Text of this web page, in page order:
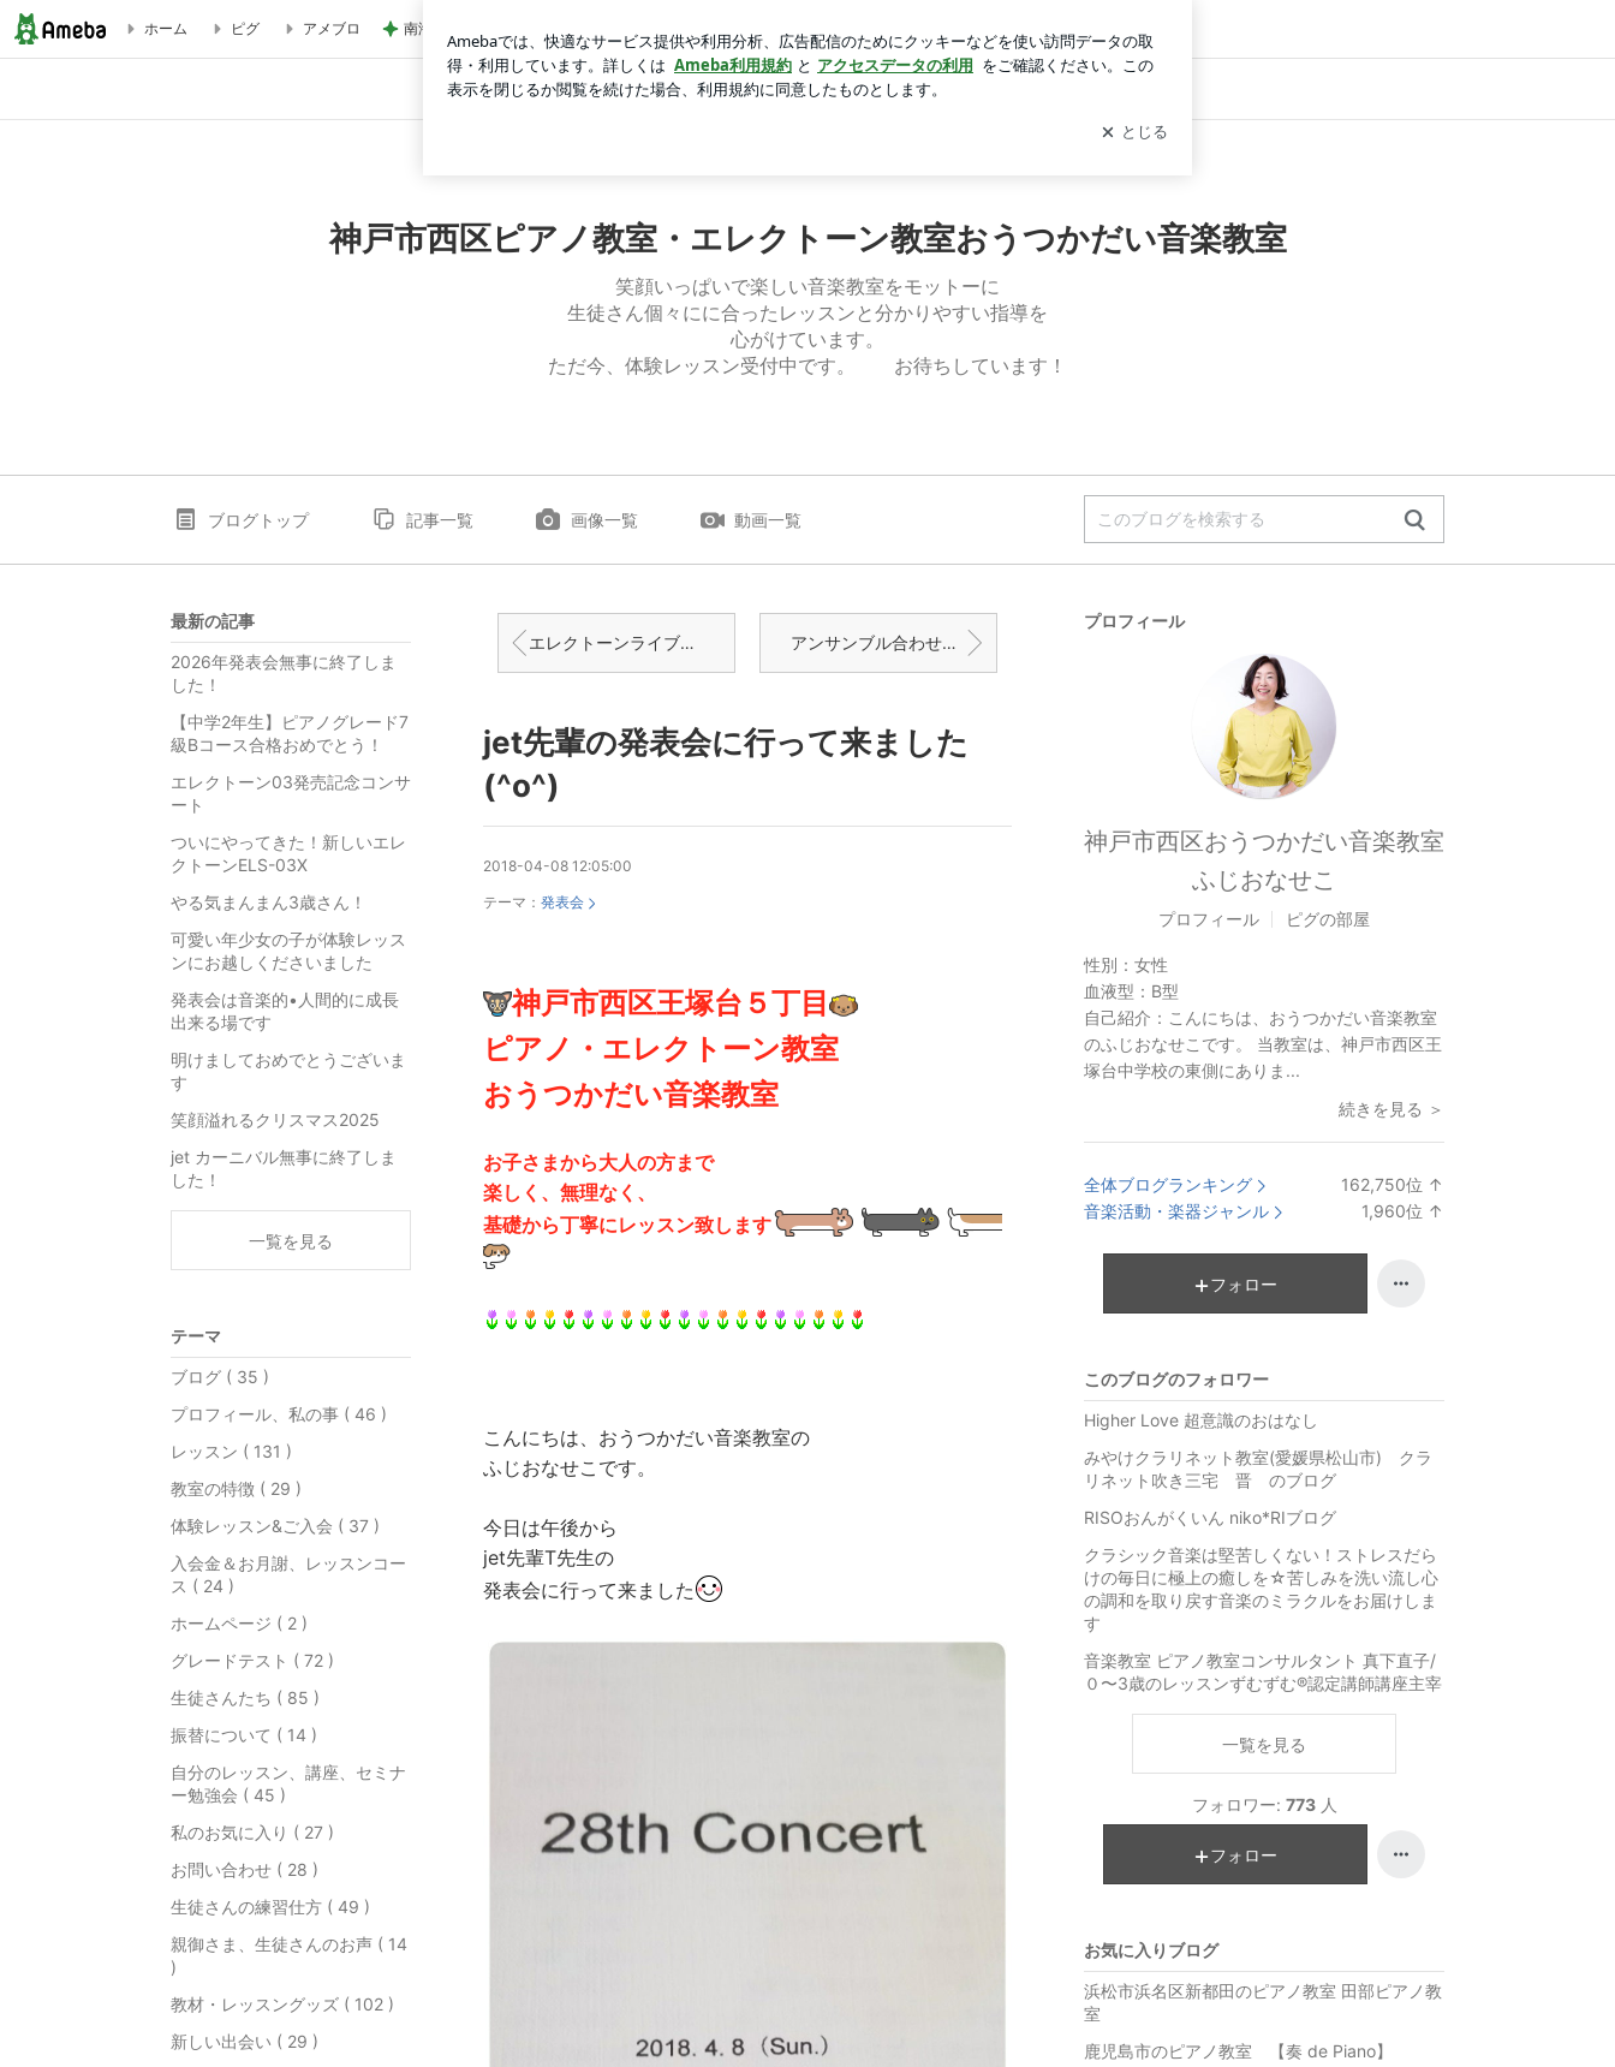
jet先輩の発表会に行って来ました(^o^) | 神戸市西区ピアノ教室・エレクトーン教室おうつかだい音楽教室
Home アクセス リンク
ホーム ピグ アメブロ 南海トラフ地震の前兆にあたる地震 ログイン
神戸市西区ピアノ教室・エレクトーン教室おうつかだい音楽教室
笑顔いっぱいで楽しい音楽教室をモットーに
生徒さん個々にに合ったレッスンと分かりやすい指導を
心がけています。
ただ今、体験レッスン受付中です。 お待ちしています！
ブログトップ 記事一覧 画像一覧 動画一覧
エレクトーンライブ屏東香(ぴんとんしゃん)のチケットがキター(^〇^) アンサンブル合わせをして改めて思ったこと
jet先輩の発表会に行って来ました
(^o^)
2018-04-08 12:05:00
テーマ： 発表会
神戸市西区王塚台 ５丁目
ピアノ ・エレクトーン教室
おうつかだい音楽教室
お子さまから大人の方まで
楽しく、無理なく、
基礎から丁寧にレッスン致します
こんにちは、おうつかだい音楽教室の
ふじおなせこです。
今日は午後から
jet先輩T先生の
発表会に行って来ました
プロフィール
神戸市西区おうつかだい音楽教室
ふじおなせこ
プロフィール ピグの部屋
性別： 女性
血液型： B型
自己紹介： こんにちは、おうつかだい音楽教室
のふじおなせこです。 当教室は、神戸市西区王
塚台中学校の東側にありま...
続きを見る ＞
全体ブログランキング 162,750位 ↑
音楽活動・楽器ジャンル 1,960位 ↑
フォロー
このブログのフォロワー
Higher Love 超意識のおはなし
みやけクラリネット教室(愛媛県松山市) クラ
リネット吹き三宅 晋 のブログ
RISOおんがくいん niko*RIブログ
クラシック音楽は堅苦しくない！ストレスだら
けの毎日に極上の癒しを☆苦しみを洗い流し心
の調和を取り戻す音楽のミラクルをお届けしま
す
音楽教室 ピアノ教室コンサルタント 真下直子/
０〜3歳のレッスンずむずむ®︎認定講師講座主宰
一覧を見る
フォロワー: 773 人
フォロー
お気に入りブログ
浜松市浜名区新都田のピアノ教室 田部ピアノ教
室
鹿児島市のピアノ教室 【奏 de Piano】
最新の記事
2026年発表会無事に終了しま
した！
【中学2年生】ピアノグレード7
級Bコース合格おめでとう！
エレクトーン03発売記念コンサ
ート
ついにやってきた！新しいエレ
クトーンELS-03X
やる気まんまん3歳さん！
可愛い年少女の子が体験レッス
ンにお越しくださいました
発表会は音楽的•人間的に成長
出来る場です
明けましておめでとうございま
す
笑顔溢れるクリスマス2025
jet カーニバル無事に終了しま
した！
一覧を見る
テーマ
ブログ ( 35 )
プロフィール、私の事 ( 46 )
レッスン ( 131 )
教室の特徴 ( 29 )
体験レッスン&ご入会 ( 37 )
入会金＆お月謝、レッスンコー
ス ( 24 )
ホームページ ( 2 )
グレードテスト ( 72 )
生徒さんたち ( 85 )
振替について ( 14 )
自分のレッスン、講座、セミナ
ー勉強会 ( 45 )
私のお気に入り ( 27 )
お問い合わせ ( 28 )
生徒さんの練習仕方 ( 49 )
親御さま、生徒さんのお声 ( 14
)
教材・レッスングッズ ( 102 )
新しい出会い ( 29 )